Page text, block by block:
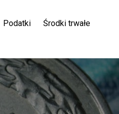
Podatki Środki trwałe